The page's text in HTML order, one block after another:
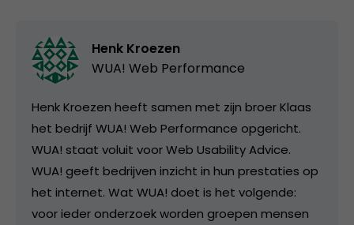
Henk Kroezen
WUA! Web Performance
Henk Kroezen heeft samen met zijn broer Klaas
het bedrijf WUA! Web Performance opgericht.
WUA! staat voluit voor Web Usability Advice.
WUA! geeft bedrijven inzicht in hun prestaties op
het internet. Wat WUA! doet is het volgende:
voor ieder onderzoek worden groepen mensen